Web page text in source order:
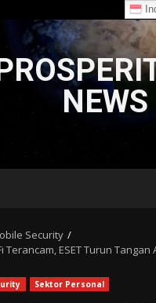
NEWS
Security
Terancam, ESET Turun
Sektor Personal